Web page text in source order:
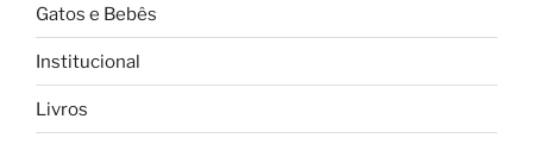
Gatos e Bebês
Institucional
Livros